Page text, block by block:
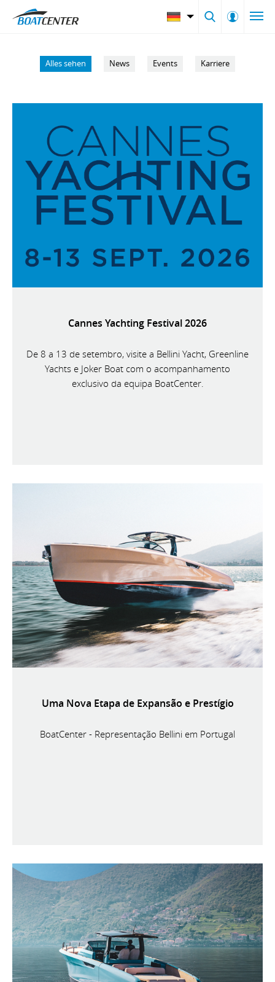
Alles sehen News Events Karriere
Cannes Yachting Festival 2026
De 8 a 13 de setembro, visite a Bellini Yacht, Greenline
Yachts e Joker Boat com o acompanhamento
exclusivo da equipa BoatCenter.
Uma Nova Etapa de Expansão e Prestígio
BoatCenter - Representação Bellini em Portugal